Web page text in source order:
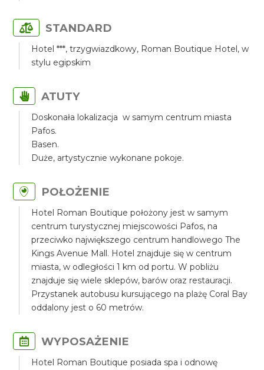
STANDARD
Hotel ***, trzygwiazdkowy, Roman Boutique Hotel, w
stylu egipskim
ATUTY
Doskonała lokalizacja w samym centrum miasta
Pafos.
Basen.
Duże, artystycznie wykonane pokoje.
POŁOŻENIE
Hotel Roman Boutique położony jest w samym
centrum turystycznej miejscowości Pafos, na
przeciwko największego centrum handlowego The
Kings Avenue Mall. Hotel znajduje się w centrum
miasta, w odległości 1 km od portu. W pobliżu
znajduje się wiele sklepów, barów oraz restauracji.
Przystanek autobusu kursującego na plażę Coral Bay
oddalony jest o 60 metrów.
WYPOSAŻENIE
Hotel Roman Boutique posiada spa i odnowę